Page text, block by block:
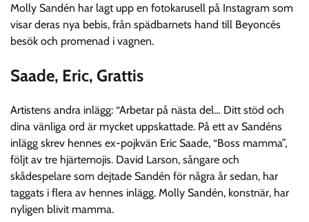
Molly Sandén har lagt upp en fotokarusell på Instagram som
visar deras nya bebis, från spädbarnets hand till Beyoncés
besök och promenad i vagnen.
Saade, Eric, Grattis
Artistens andra inlägg: “Arbetar på nästa del… Ditt stöd och
dina vänliga ord är mycket uppskattade. På ett av Sandéns
inlägg skrev hennes ex-pojkvän Eric Saade, “Boss mamma”,
följt av tre hjärtemojis. David Larson, sångare och
skådespelare som dejtade Sandén för några år sedan, har
taggats i flera av hennes inlägg. Molly Sandén, konstnär, har
nyligen blivit mamma.